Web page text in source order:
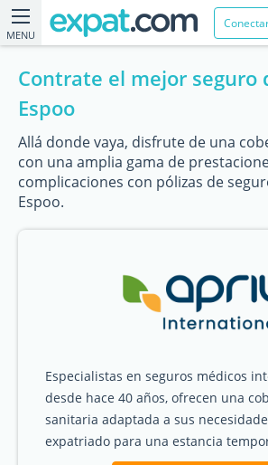
MENU
Contrate el mejor seguro
Espoo
Allá donde vaya, disfrute de una
con una amplia gama de
complicaciones con pólizas de
Espoo.
Especialistas en seguros médicos
desde hace 40 años, ofrecen una
sanitaria adaptada a sus
expatriado para una estancia